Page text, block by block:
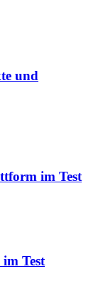
und
im Test
Test